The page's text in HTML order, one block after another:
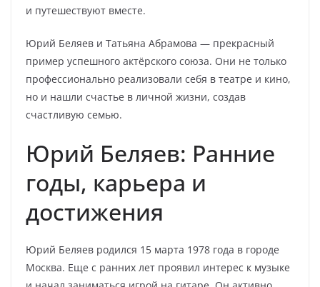
и путешествуют вместе.
Юрий Беляев и Татьяна Абрамова — прекрасный
пример успешного актёрского союза. Они не только
профессионально реализовали себя в театре и кино,
но и нашли счастье в личной жизни, создав
счастливую семью.
Юрий Беляев: Ранние
годы, карьера и
достижения
Юрий Беляев родился 15 марта 1978 года в городе
Москва. Еще с ранних лет проявил интерес к музыке